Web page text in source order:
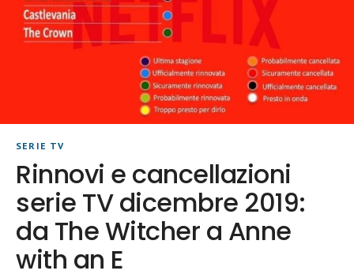
SERIE TV
Rinnovi e cancellazioni
serie TV dicembre 2019:
da The Witcher a Anne
with an E